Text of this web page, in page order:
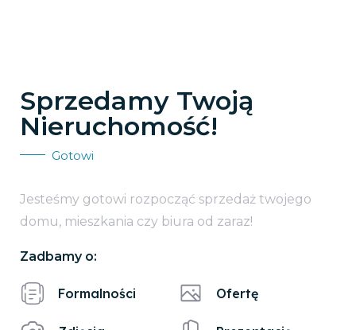
Sprzedamy Twoją
Nieruchomość!
Gotowi
Jesteśmy gotowi rozpocząć sprzedaż twojego
domu, mieszkania czy biura od zaraz!
Zadbamy o:
Formalności Ofertę